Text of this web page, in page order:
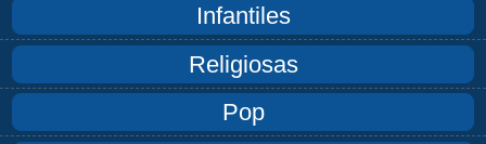
Infantiles
Religiosas
Pop